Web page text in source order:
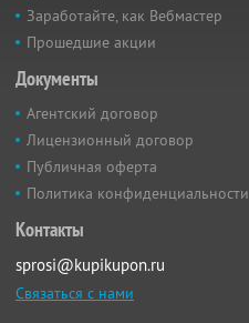
Заработайте, как Вебмастер
Прошедшие акции
Документы
Агентский договор
Лицензионный договор
Публичная оферта
Политика конфиденциальности
Контакты
sprosi@kupikupon.ru
Связаться с нами